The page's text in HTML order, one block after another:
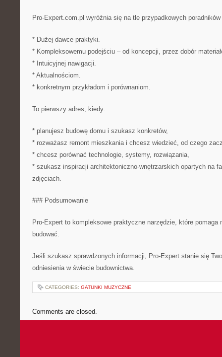
Pro-Expert.com.pl wyróżnia się na tle przypadkowych
* Dużej dawce praktyki.
* Kompleksowemu podejściu – od koncepcji, przez dobór
* Intuicyjnej nawigacji.
* Aktualnościom.
* konkretnym przykładom i porównaniom.
To pierwszy adres, kiedy:
* planujesz budowę domu i szukasz konkretów,
* rozważasz remont mieszkania i chcesz wiedzieć, od czego
* chcesz porównać technologie, systemy, rozwiązania,
* szukasz inspiracji architektoniczno-wnętrzarskich opartych na
zdjęciach.
### Podsumowanie
Pro-Expert to kompleksowe praktyczne narzędzie, które pomaga
budować.
Jeśli szukasz sprawdzonych informacji, Pro-Expert stanie się
odniesienia w świecie budownictwa.
CATEGORIES: GATUNKI MUZYCZNE
Comments are closed.